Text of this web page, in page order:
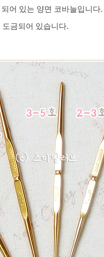
어 있는 양면 코바늘입니다.
도금되어 있습니다.